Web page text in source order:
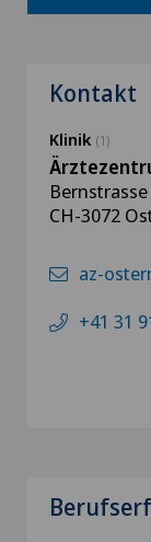
Kontakt
Klinik (1)
Bernstrasse
CH-3072
az-
+41 31